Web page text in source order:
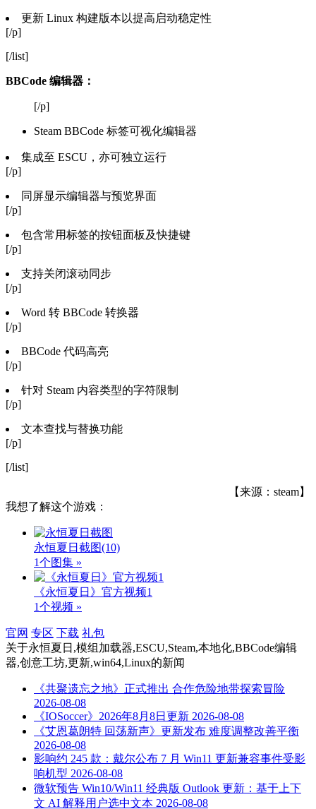
更新 Linux 构建版本以提高启动稳定性
[/p]
[/list]
BBCode 编辑器：
[/p]
Steam BBCode 标签可视化编辑器
集成至 ESCU，亦可独立运行
[/p]
同屏显示编辑器与预览界面
[/p]
包含常用标签的按钮面板及快捷键
[/p]
支持关闭滚动同步
[/p]
Word 转 BBCode 转换器
[/p]
BBCode 代码高亮
[/p]
针对 Steam 内容类型的字符限制
[/p]
文本查找与替换功能
[/p]
[/list]
【来源：steam】
我想了解这个游戏：
永恒夏日截图(10)
1个图集 »
《永恒夏日》官方视频1
1个视频 »
官网 专区 下载 礼包
关于永恒夏日,模组加载器,ESCU,Steam,本地化,BBCode编辑
器,创意工坊,更新,win64,Linux的新闻
《共聚遗忘之地》正式推出 合作危险地带探索冒险
2026-08-08
《IOSoccer》2026年8月8日更新 2026-08-08
《艾恩葛朗特 回荡新声》更新发布 难度调整改善平衡
2026-08-08
影响约 245 款：戴尔公布 7 月 Win11 更新兼容事件受影
响机型 2026-08-08
微软预告 Win10/Win11 经典版 Outlook 更新：基于上下
文 AI 解释用户选中文本 2026-08-08